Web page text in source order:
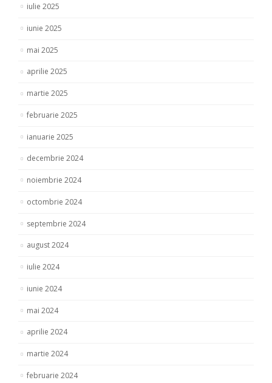
iulie 2025
iunie 2025
mai 2025
aprilie 2025
martie 2025
februarie 2025
ianuarie 2025
decembrie 2024
noiembrie 2024
octombrie 2024
septembrie 2024
august 2024
iulie 2024
iunie 2024
mai 2024
aprilie 2024
martie 2024
februarie 2024